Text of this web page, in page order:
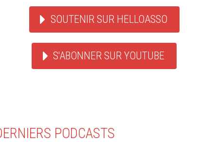
SOUTENIR SUR HELLOASSO
S'ABONNER SUR YOUTUBE
PODCASTS